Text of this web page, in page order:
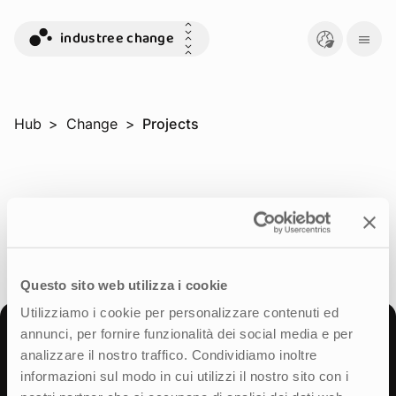
Questo sito web utilizza i cookie
Utilizziamo i cookie per personalizzare contenuti ed
annunci, per fornire funzionalità dei social media e per
analizzare il nostro traffico. Condividiamo inoltre
informazioni sul modo in cui utilizzi il nostro sito con i
industree change
Hub > Change > Projects